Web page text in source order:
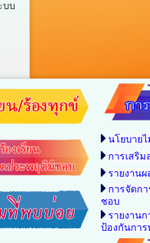
บบ
นโยบาย
การเสริ
รายงาน
การจัดก
ชอบ
รายงาน
ป้องกันการ